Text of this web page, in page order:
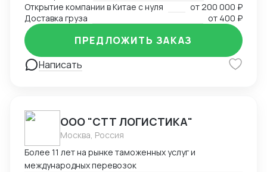
Открытие компании в Китае с нуля
от200 000 ₽
Доставка груза
от 400 ₽
Написать
ПРЕДЛОЖИТЬ ЗАКАЗ
ООО "СТТ ЛОГИСТИКА"
Москва, Россия
Более 11 лет на рынке таможенных услуг и
международных перевозок